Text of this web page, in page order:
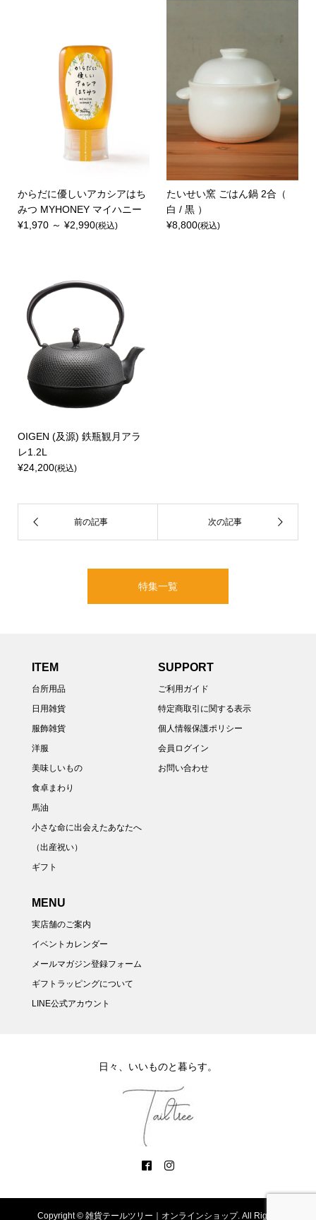
からだに優しいアカシアはち
みつ MYHONEY マイハニー
¥1,970 ～ ¥2,990(税込)
たいせい窯 ごはん鍋 2合（
白 / 黒 ）
¥8,800(税込)
OIGEN (及源) 鉄瓶観月アラ
レ1.2L
¥24,200(税込)
特集一覧
ITEM
台所用品
日用雑貨
服飾雑貨
洋服
美味しいもの
食卓まわり
馬油
小さな命に出会えたあなたへ
（出産祝い）
ギフト
SUPPORT
ご利用ガイド
特定商取引に関する表示
個人情報保護ポリシー
会員ログイン
お問い合わせ
MENU
実店舗のご案内
イベントカレンダー
メールマガジン登録フォーム
ギフトラッピングについて
LINE公式アカウント
日々、いいものと暮らす。
Copyright © 雑貨テールツリー｜オンラインショップ. All Rights